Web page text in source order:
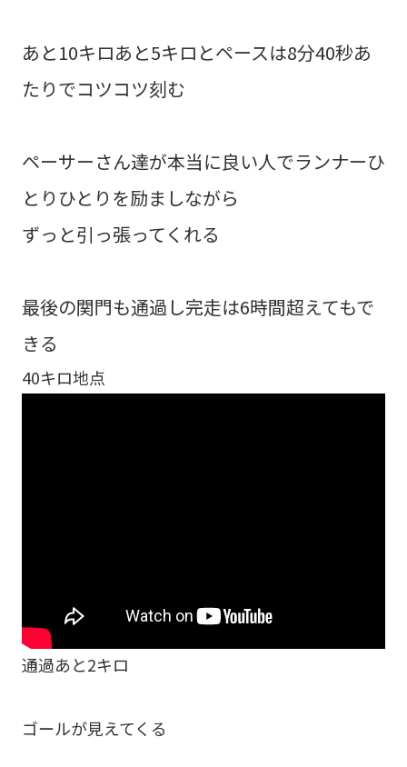
あと10キロあと5キロとペースは8分40秒あ
たりでコツコツ刻む
ペーサーさん達が本当に良い人でランナーひ
とりひとりを励ましながら
ずっと引っ張ってくれる
最後の関門も通過し完走は6時間超えてもで
きる
40キロ地点
通過あと2キロ
ゴールが見えてくる